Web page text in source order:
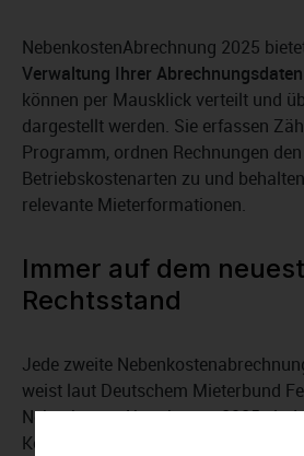
NebenkostenAbrechnung 2025
Verwaltung Ihrer Abrechnungsdaten
können per Mausklick verteilt und
dargestellt werden. Sie erfassen
Programm, ordnen Rechnungen
Betriebskostenarten zu und
relevante Mieterformationen.
Immer auf dem
Rechtsstand
Jede zweite
weist laut Deutschem Mieterbund
NebenkostenAbrechnung 2025 sind
Kostenlose